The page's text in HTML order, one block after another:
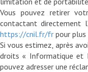
Vous pouvez retirer
contactant directement
https://cnil.fr/fr pour
Si vous estimez, après
droits « Informatique et
pouvez adresser une